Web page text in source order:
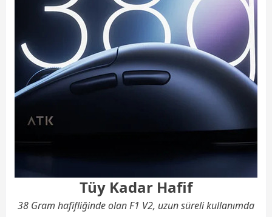
Tüy Kadar Hafif
38 Gram hafifliğinde olan F1 V2, uzun süreli kullanımda